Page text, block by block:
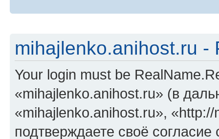
mihajlenko.anihost.ru -
Your login must be
«mihajlenko.anihost.ru» (в
«mihajlenko.anihost.ru»,
подтверждаете своё